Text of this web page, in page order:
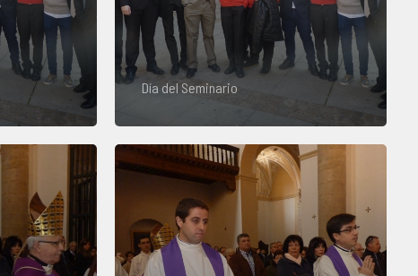
Día del Seminario